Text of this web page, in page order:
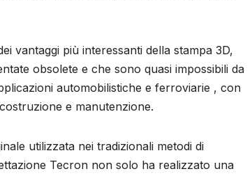
vantaggi più interessanti della stampa 3D,
obsolete e che sono quasi impossibili da
automobilistiche e ferroviarie , con
e manutenzione.
utilizzata nei tradizionali metodi di
Tecron non solo ha realizzato una